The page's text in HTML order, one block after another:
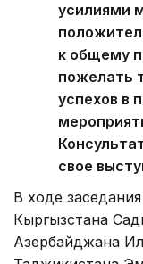
усилиями
к общему
пожелать
успехов в
свое
В ходе
Кыргызстана
Азербайджана